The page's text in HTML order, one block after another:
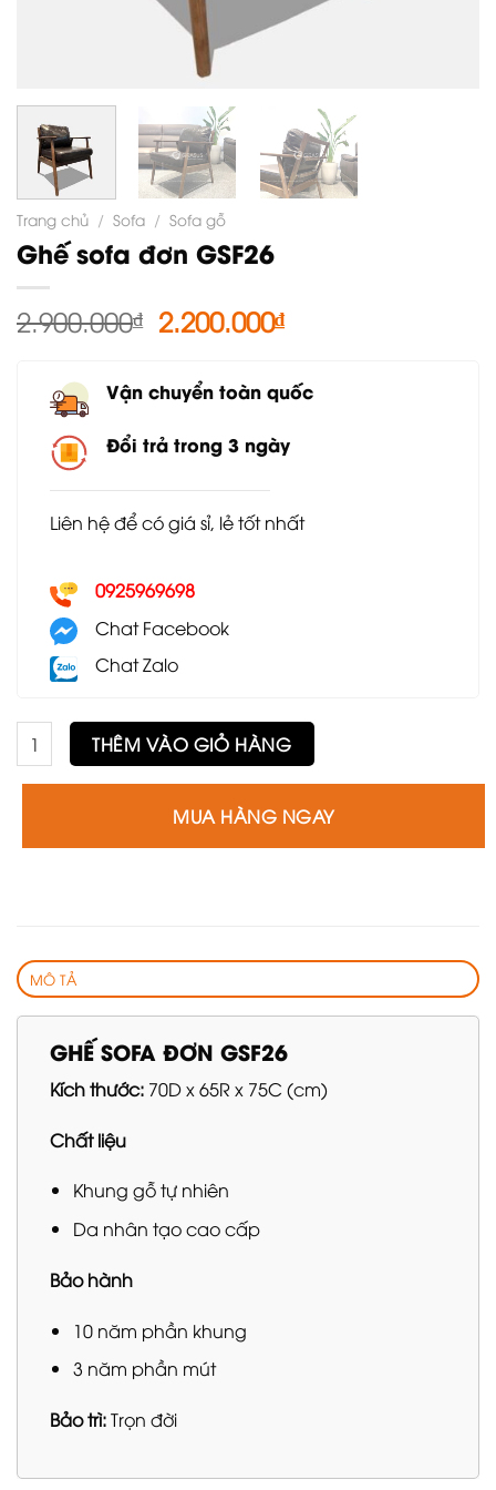
Trang chủ / Sofa / Sofa gỗ
Ghế sofa đơn GSF26
2.900.000₫ Giá
gốc
2.900.000₫.
2.200.000₫Giá
là:
Vận chuyển toàn quốc
Đổi trả trong 3 ngày
Liên hệ để có giá sỉ, lẻ tốt nhất
0925969698
Chat Facebook
Chat Zalo
Ghế sofa đơn GSF26 số lượng
THÊM VÀO GIỎ HÀNG
MUA HÀNG NGAY
MÔ TẢ
GHẾ SOFA ĐƠN GSF26
Kích thước: 70D x 65R x 75C (cm)
Chất liệu
Khung gỗ tự nhiên
Da nhân tạo cao cấp
Bảo hành
10 năm phần khung
3 năm phần mút
Bảo trì:Trọn đời